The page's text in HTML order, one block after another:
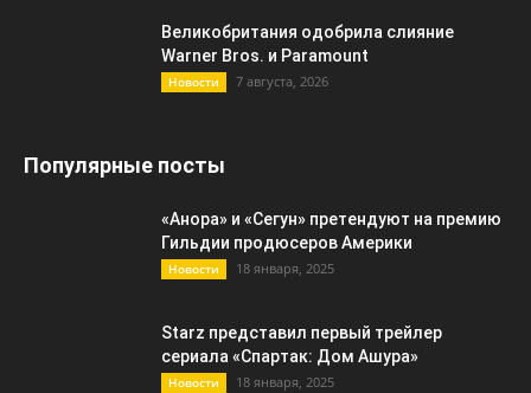
Великобритания одобрила слияние
Warner Bros. и Paramount
Новости 7 августа, 2026
Популярные посты
«Анора» и «Сегун» претендуют на премию
Гильдии продюсеров Америки
Новости 18 января, 2025
Starz представил первый трейлер
сериала «Спартак: Дом Ашура»
Новости 18 января, 2025